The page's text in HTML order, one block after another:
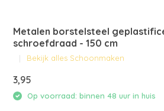
Metalen borstelsteel
schroefdraad - 150 cm
Bekijk alles Schoonmaken
3,95
Op voorraad: binnen 48 uur in huis